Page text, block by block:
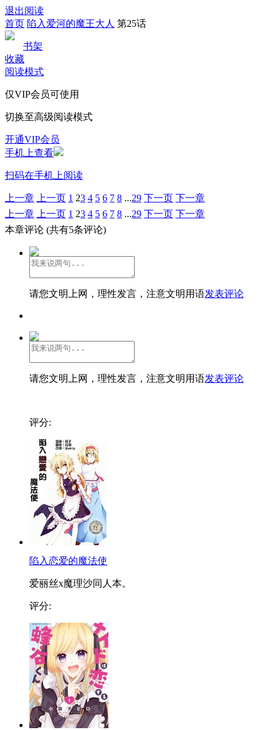
退出阅读
首页 陷入爱河的魔王大人 第25话
书架
收藏
阅读模式
仅VIP会员可使用
切换至高级阅读模式
开通VIP会员
手机上查看
扫码在手机上阅读
上一章 上一页 1 23 4 5 6 7 8 ...29 下一页 下一章
上一章
上一页 1 23 4 5 6 7 8 ...29 下一页 下一章
本章评论 (共有5条评论)
请您文明上网，理性发言，注意文明用语发表评论
请您文明上网，理性发言，注意文明用语发表评论
评分:
陷入恋爱的魔法使
爱丽丝x魔理沙同人本。
评分: